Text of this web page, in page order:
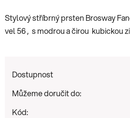
Stylový stříbrný prsten Brosway
vel 56 , s modrou a čirou kubickou
Dostupnost
Můžeme doručit do:
Kód: